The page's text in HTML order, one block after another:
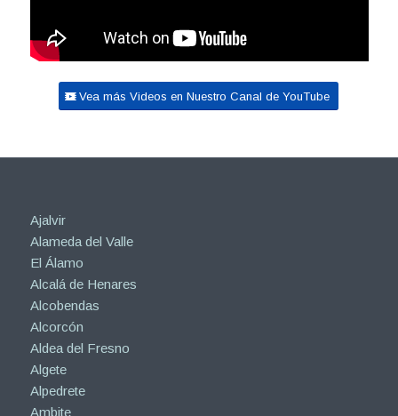
Vea más Videos en Nuestro Canal de YouTube
Ajalvir
Alameda del Valle
El Álamo
Alcalá de Henares
Alcobendas
Alcorcón
Aldea del Fresno
Algete
Alpedrete
Ambite